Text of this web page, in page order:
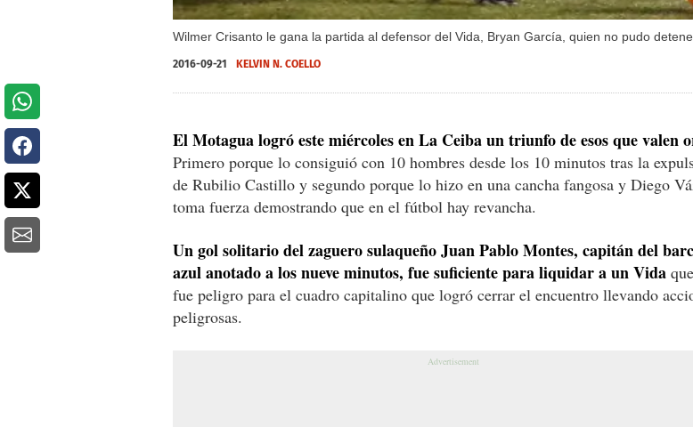
Wilmer Crisanto le gana la partida al defensor del Vida, Bryan García, quien no pudo
2016-09-21 KELVIN N. COELLO
El Motagua logró este miércoles en La Ceiba un triunfo de esos que valen
Primero porque lo consiguió con 10 hombres desde los 10 minutos tras la
de Rubilio Castillo y segundo porque lo hizo en una cancha fangosa y Diego
toma fuerza demostrando que en el fútbol hay revancha.
Un gol solitario del zaguero sulaqueño Juan Pablo Montes, capitán del
azul anotado a los nueve minutos, fue suficiente para liquidar a un Vida
fue peligro para el cuadro capitalino que logró cerrar el encuentro llevando
peligrosas.